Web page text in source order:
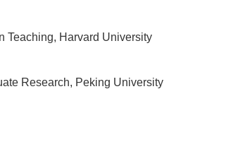
Harvard University
Research, Peking University